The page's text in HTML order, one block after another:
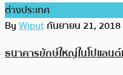
ต่างประเทศ
ByWiputกันยายน 21, 2018
ธนาคารยักษ์ใหญ่ในโปแลน